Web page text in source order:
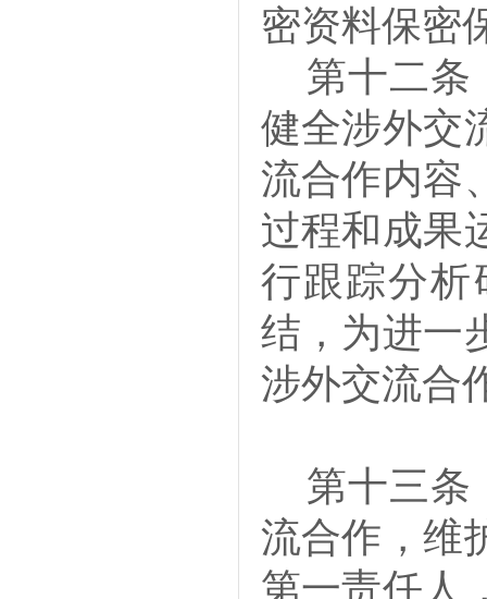
密资料保密
第十二
健全涉外交
流合作内容
过程和成果
行跟踪分析
结，为进一
涉外交流合
第十三
流合作，维
第一责任人